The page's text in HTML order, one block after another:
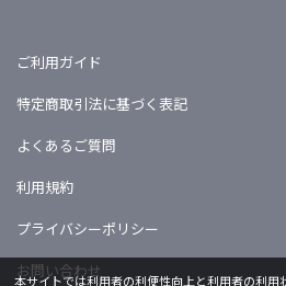
ご利用ガイド
特定商取引法に基づく表記
よくあるご質問
利用規約
プライバシーポリシー
お問い合わせ
本サイトでは利用者の利便性向上と利用者の利